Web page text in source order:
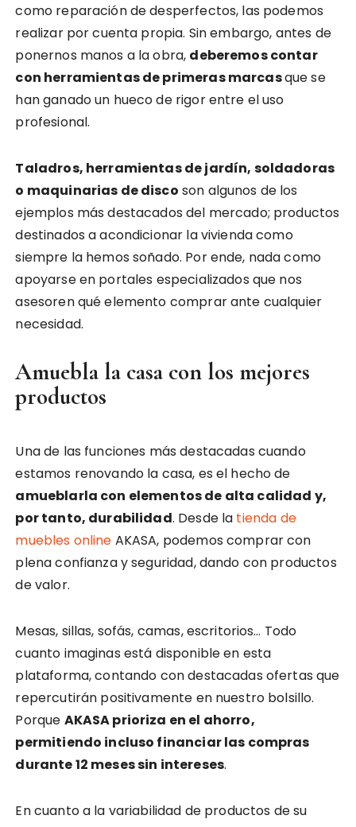
como reparación de desperfectos, las podemos
realizar por cuenta propia. Sin embargo, antes de
ponernos manos a la obra, deberemos contar
con herramientas de primeras marcasque se
han ganado un hueco de rigor entre el uso
profesional.
Taladros, herramientas de jardín, soldadoras
o maquinarias de disco son algunos de los
ejemplos más destacados del mercado; productos
destinados a acondicionar la vivienda como
siempre la hemos soñado. Por ende, nada como
apoyarse en portales especializados que nos
asesoren qué elemento comprar ante cualquier
necesidad.
Amuebla la casa con los mejores
productos
Una de las funciones más destacadas cuando
estamos renovando la casa, es el hecho de
amueblarla con elementos de alta calidad y,
por tanto, durabilidad. Desde la tienda de
muebles online AKASA, podemos comprar con
plena confianza y seguridad, dando con productos
de valor.
Mesas, sillas, sofás, camas, escritorios… Todo
cuanto imaginas está disponible en esta
plataforma, contando con destacadas ofertas que
repercutirán positivamente en nuestro bolsillo.
Porque AKASA prioriza en el ahorro,
permitiendo incluso financiar las compras
durante 12 meses sin intereses.
En cuanto a la variabilidad de productos de su